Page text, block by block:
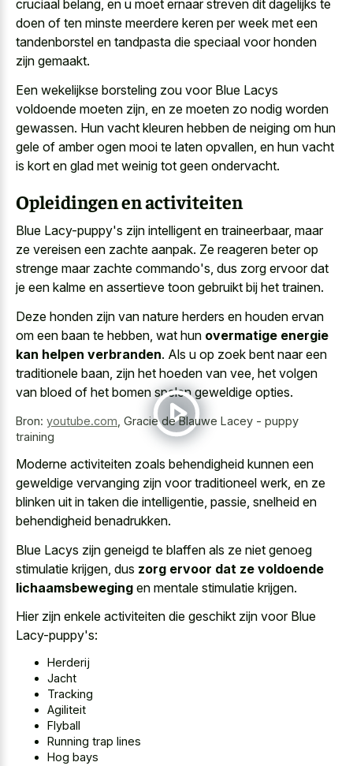
cruciaal belang, en u moet ernaar streven dit dagelijks te
doen of ten minste meerdere keren per week met een
tandenborstel en tandpasta die speciaal voor honden
zijn gemaakt.
Een wekelijkse borsteling zou voor Blue Lacys
voldoende moeten zijn, en ze moeten zo nodig worden
gewassen. Hun vacht kleuren hebben de neiging om hun
gele of amber ogen mooi te laten opvallen , en hun vacht
is kort en glad met weinig tot geen ondervacht.
Opleidingen en activiteiten
Blue Lacy-puppy's zijn intelligent en traineerbaar, maar
ze vereisen een zachte aanpak. Ze reageren beter op
strenge maar zachte commando's, dus zorg ervoor dat
je een kalme en assertieve toon gebruikt bij het trainen.
Deze honden zijn van nature herders en houden ervan
om een baan te hebben, wat hun overmatige energie
kan helpen verbranden. Als u op zoek bent naar een
traditionele baan, zijn het hoeden van vee, het volgen
van bloed of het bomen spelen geweldige opties.
Bron: youtube.com Gracie de Blauwe Lacey - puppy
training
Moderne activiteiten zoals behendigheid kunnen een
geweldige vervanging zijn voor traditioneel werk, en ze
blinken uit in taken die intelligentie, passie, snelheid en
behendigheid benadrukken.
Blue Lacys zijn geneigd te blaffen als ze niet genoeg
stimulatie krijgen, dus zorg ervoor dat ze voldoende
lichaamsbeweging en mentale stimulatie krijgen.
Hier zijn enkele activiteiten die geschikt zijn voor Blue
Lacy-puppy's:
Herderij
Jacht
Tracking
Agiliteit
Flyball
Running trap lines
Hog bays